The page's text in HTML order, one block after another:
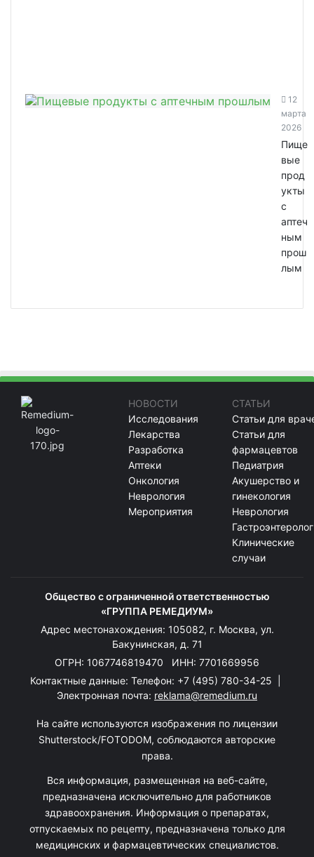
12
марта
2026
Пище
вые
прод
укты
с
аптеч
ным
прош
лым
НОВОСТИ
Исследования
Лекарства
Разработка
Аптеки
Онкология
Неврология
Мероприятия
СТАТЬИ
Статьи для
Статьи для
фармацевтов
Педиатрия
Акушерство и
гинекология
Неврология
Клинические
случаи
Общество с ограниченной ответственностью
«ГРУППА РЕМЕДИУМ»
Адрес местонахождения: 105082, г. Москва, ул.
Бакунинская, д. 71
ОГРН: 1067746819470 ИНН: 7701669956
Контактные данные: Телефон: +7 (495) 780-34-25
Электронная почта: reklama@remedium.ru
На сайте используются изображения по лицензии
Shutterstock/FOTODOM, соблюдаются авторские
права.
Вся информация, размещенная на веб-сайте,
предназначена исключительно для работников
здравоохранения. Информация о препаратах,
отпускаемых по рецепту, предназначена только для
медицинских и фармацевтических специалистов.